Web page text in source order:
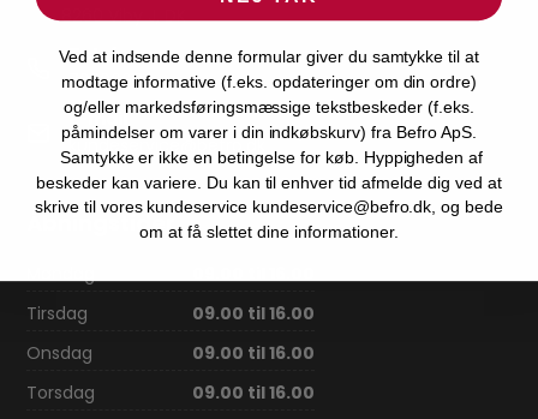
8260 Viby J, DK
Telefonnr.
70206686
E-mail
kundeservice@befro.dk
Åbningstider
Tirsdag
09.00 til 16.00
Onsdag
09.00 til 16.00
Torsdag
09.00 til 16.00
Ved at indsende denne formular giver du samtykke til at
modtage informative (f.eks. opdateringer om din ordre)
og/eller markedsføringsmæssige tekstbeskeder (f.eks.
påmindelser om varer i din indkøbskurv) fra Befro ApS.
Samtykke er ikke en betingelse for køb. Hyppigheden af
beskeder kan variere. Du kan til enhver tid afmelde dig ved at
skrive til vores kundeservice kundeservice@befro.dk, og bede
om at få slettet dine informationer.